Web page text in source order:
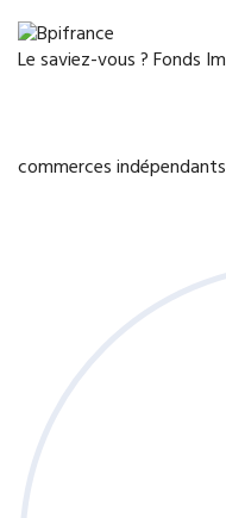
Le saviez-vous ?Fonds
commerces indépendants